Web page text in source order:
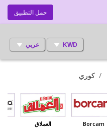
حمل التطبيق
KWD عربي
كوري
Borcam العملاق